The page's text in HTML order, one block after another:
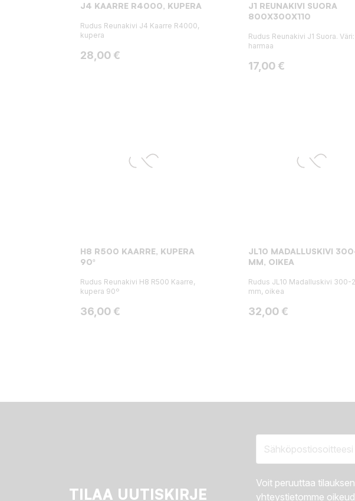
J4 KAARRE R4000, KUPERA
Rudus Reunakivi J4 Kaarre R4000,
kupera
Hinta
28,00 €
J1 REUNAKIVI SUORA
800X300X110
Rudus Reunakivi J1 Suora. Väri:
harmaa
Hinta
17,00 €
H8 R500 KAARRE, KUPERA
90º
Rudus Reunakivi H8 R500 Kaarre,
kupera 90º
Hinta
36,00 €
JL10 MADALLUSKIVI
MM, OIKEA
Rudus JL10 Madalluskivi 300-
mm, oikea
Hinta
32,00 €
TILAA UUTISKIRJE
Voit peruuttaa
yhteystietomme